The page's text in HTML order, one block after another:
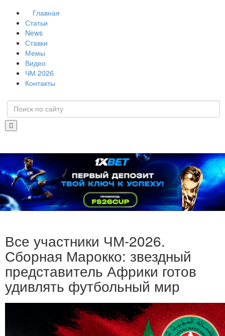
Главная
Статьи
News
Ставки
Мемы
Видео
ЧМ 2026
Контакты
Все участники ЧМ-2026.
Сборная Марокко: звездный
представитель Африки готов
удивлять футбольный мир